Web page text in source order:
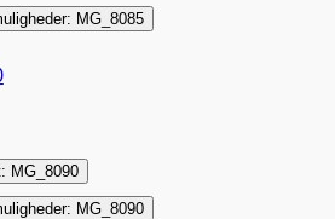
MG_8085
MG_8090
MG_8090